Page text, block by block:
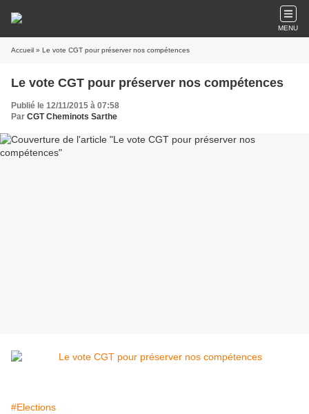
MENU
Accueil » Le vote CGT pour préserver nos compétences
Le vote CGT pour préserver nos compétences
Publié le 12/11/2015 à 07:58
Par CGT Cheminots Sarthe
#Elections